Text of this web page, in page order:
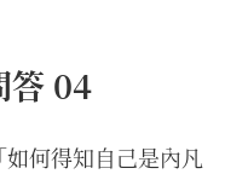
答 04
何得知自己是內凡